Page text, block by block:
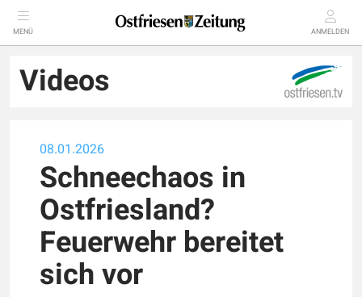
MENÜ ANMELDEN
Videos
08.01.2026
Schneechaos in
Ostfriesland?
Feuerwehr bereitet
sich vor